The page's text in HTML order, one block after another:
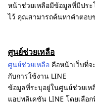
หน้าช่วยเหลือมีข้อมูลที่มีปร
ไว้ คุณสามารถค้นหาคำตอบ
ศูนย์ช่วยเหลือ
ศูนย์ช่วยเหลือ คือหน้าเว็บที่
กับการใช้งาน LINE
ข้อมูลที่ระบุอยู่ในศูนย์ช่วยเ
แอปพลิเคชัน LINE โดยเลือ